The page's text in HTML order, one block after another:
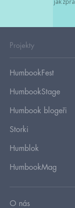
Projekty
HumbookFest
HumbookStage
Humbook blogeři
Storki
Humblok
HumbookMag
O nás